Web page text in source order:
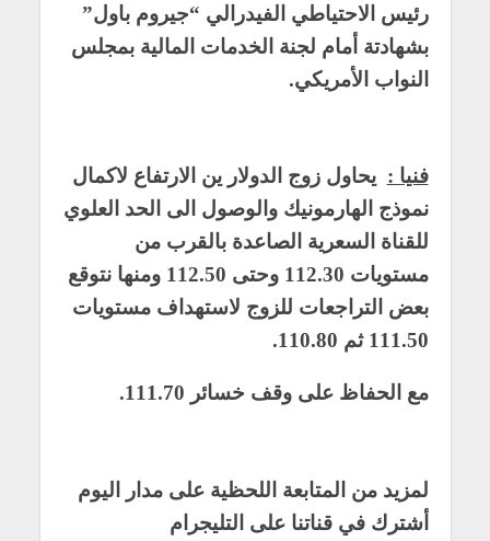
رئيس الاحتياطي الفيدرالي “جيروم باول”
بشهادتة أمام لجنة الخدمات المالية بمجلس
النواب الأمريكي.
فنيا : يحاول زوج الدولار ين الارتفاع لاكمال
نموذج الهارمونيك والوصول الى الحد العلوي
للقناة السعرية الصاعدة بالقرب من
مستويات 112.30 وحتى 112.50 ومنها نتوقع
بعض التراجعات للزوج لاستهداف مستويات
111.50 ثم 110.80.
مع الحفاظ على وقف خسائر 111.70.
لمزيد من المتابعة اللحظية على مدار اليوم
أشترك في قناتنا على التليجرام